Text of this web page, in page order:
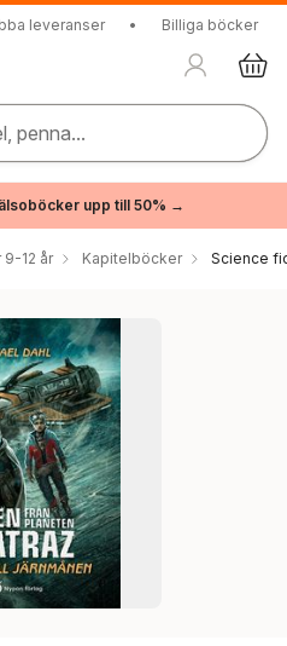
leveranser • Billiga böcker
penna...
upp till 50% →
9-12 år Kapitelböcker Science